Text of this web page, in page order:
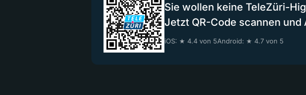
Sie wollen keine TeleZüri-
Jetzt QR-Code scannen und
iOS: ★ 4.4 von 5Android: ★ 4.7 von 5